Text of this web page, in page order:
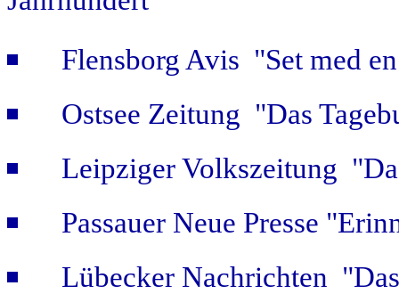
Flensborg Avis "Set med
Ostsee Zeitung "Das
Leipziger Volkszeitung
Passauer Neue Presse
Lübecker Nachrichten